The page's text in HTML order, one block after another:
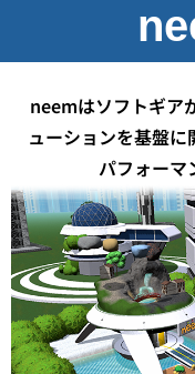
neemはソフトギア
ューションを基盤に​
パフォーマ